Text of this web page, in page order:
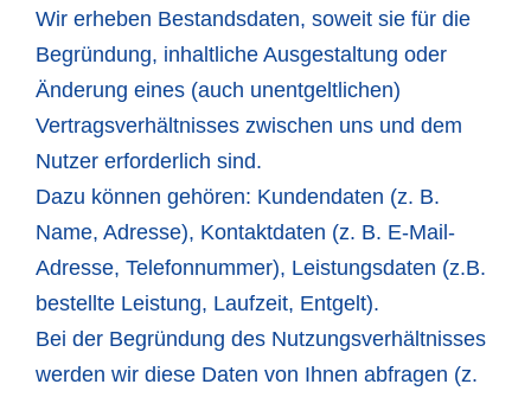
Wir erheben Bestandsdaten, soweit sie für die
Begründung, inhaltliche Ausgestaltung oder
Änderung eines (auch unentgeltlichen)
Vertragsverhältnisses zwischen uns und dem
Nutzer erforderlich sind.
Dazu können gehören: Kundendaten (z. B.
Name, Adresse), Kontaktdaten (z. B. E-Mail-
Adresse, Telefonnummer), Leistungsdaten (z.B.
bestellte Leistung, Laufzeit, Entgelt).
Bei der Begründung des Nutzungsverhältnisses
werden wir diese Daten von Ihnen abfragen (z.